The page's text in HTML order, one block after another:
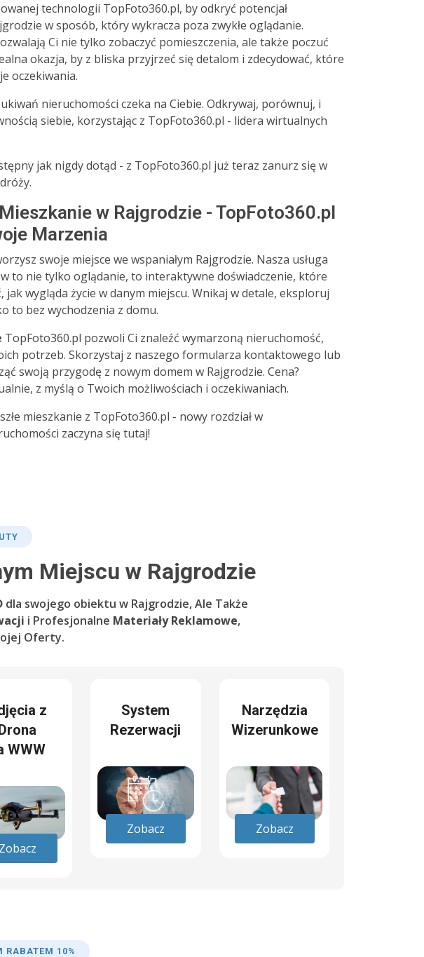
technologii TopFoto360.pl, by odkryć potencjał
w sposób, który wykracza poza zwykłe oglądanie.
Ci nie tylko zobaczyć pomieszczenia, ale także poczuć
okazja, by z bliska przyjrzeć się detalom i zdecydować, które
oczekiwania.
nieruchomości czeka na Ciebie. Odkrywaj, porównuj, i
siebie, korzystając z TopFoto360.pl - lidera wirtualnych
jak nigdy dotąd - z TopFoto360.pl już teraz zanurz się w
w Rajgrodzie - TopFoto360.pl
Marzenia
swoje miejsce we wspaniałym Rajgrodzie. Nasza usługa
to nie tylko oglądanie, to interaktywne doświadczenie, które
jak wygląda życie w danym miejscu. Wnikaj w detale, eksploruj
to bez wychodzenia z domu.
TopFoto360.pl pozwoli Ci znaleźć wymarzoną nieruchomość,
potrzeb. Skorzystaj z naszego formularza kontaktowego lub
swoją przygodę z nowym domem w Rajgrodzie. Cena?
z myślą o Twoich możliwościach i oczekiwaniach.
mieszkanie z TopFoto360.pl - nowy rozdział w
zaczyna się tutaj!
Miejscu w Rajgrodzie
dla swojego obiektu w Rajgrodzie, Ale Także
i Profesjonalne Materiały Reklamowe,
Oferty.
z
Drona
WWW
Zobacz
System
Rezerwacji
Zobacz
Narzędzia
Wizerunkowe
Zobacz
RABATEM 10%